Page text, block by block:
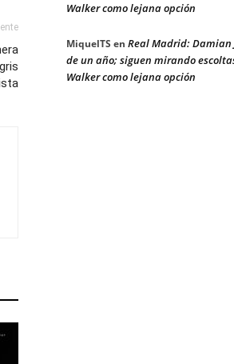
Walker como lejana opción
MiquelTS en Real Madrid: Damian
de un año; siguen mirando
Walker como lejana opción